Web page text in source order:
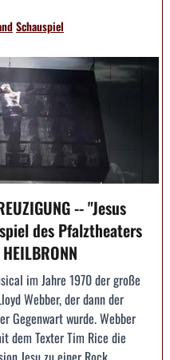
Schauspiel
-- "Jesus
des Pfalztheaters
im Jahre 1970 der große
Webber, der dann der
Gegenwart wurde. Webber
dem Texter Tim Rice die